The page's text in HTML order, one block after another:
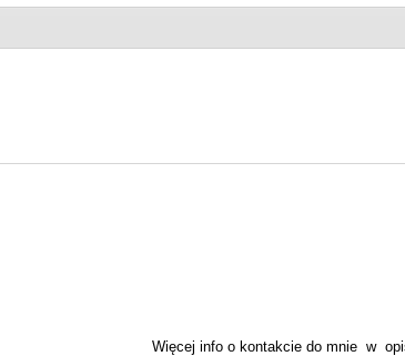
Więcej info o kontakcie do mnie w